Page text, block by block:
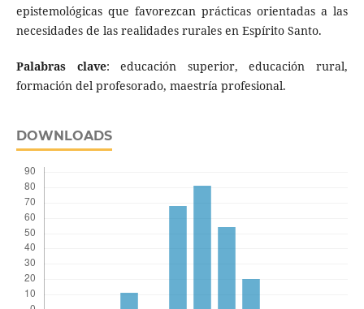
epistemológicas que favorezcan prácticas orientadas a las
necesidades de las realidades rurales en Espírito Santo.
Palabras clave: educación superior, educación rural,
formación del profesorado, maestría profesional.
DOWNLOADS